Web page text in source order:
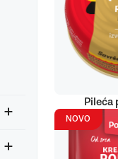
Pileća
NOVO